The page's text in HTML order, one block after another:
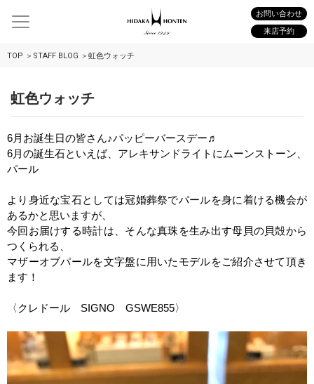
お問い合わせ
来店予約
TOP STAFF BLOG 虹色ウォッチ
虹色ウォッチ
6月お誕生日の皆さん♪パッピーバースデー♬
6月の誕生石といえば、アレキサンドライトにムーンストーン、
パール
より身近な宝石としては冠婚葬祭でパールを身に着ける機会が
あるかと思いますが、
今回お届けする時計は、そんな真珠を生み出す母貝の貝殻から
つくられる、
マザーオブパールを文字盤に用いたモデルをご紹介させて頂き
ます！
〈クレドール SIGNO GSWE855〉